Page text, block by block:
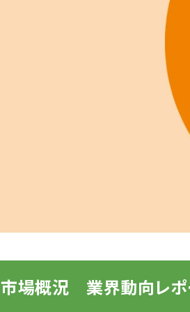
市場概況 業界動向レポ